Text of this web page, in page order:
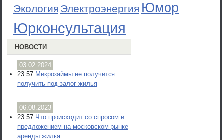
Экология Электроэнергия Юмор
Юрконсультация
НОВОСТИ
03.02.2024
23:57 Микрозаймы не получится
получить под залог жилья
06.08.2023
23:57 Что происходит со спросом и
предложением на московском рынке
аренды жилья